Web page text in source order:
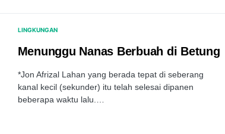
LINGKUNGAN
Menunggu Nanas Berbuah di Betung
*Jon Afrizal Lahan yang berada tepat di seberang
kanal kecil (sekunder) itu telah selesai dipanen
beberapa waktu lalu.…